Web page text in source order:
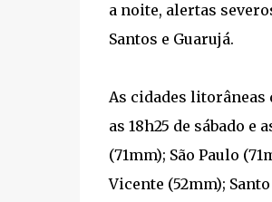
a noite, alertas
Santos e Guarujá.
As cidades litorâneas
as 18h25 de sábado e
(71mm); São Paulo
Vicente (52mm);